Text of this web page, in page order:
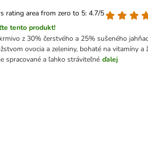
rating area from zero to 5: 4.7/5
tento produkt!
z 30% čerstvého a 25% sušeného
ovocia a zeleniny, bohaté na vitamíny a
spracované a ľahko stráviteľné ďalej